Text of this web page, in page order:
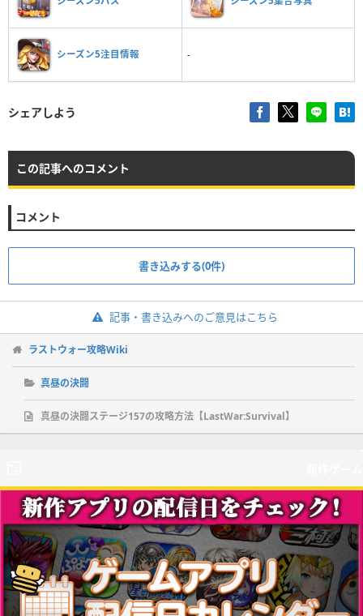
シーズン5注目情報 -
シェアしよう
この記事へのコメント
コメント
書き込みする(0件)
記事・書き込みへのご意見はこちら
ラストウォー攻略Wiki
真昼の決闘
真昼の決闘ステージ157の攻略方法【LastWar:Survival】